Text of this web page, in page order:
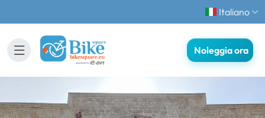
Italiano
Noleggia ora